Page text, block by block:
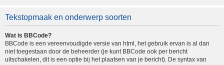
Tekstopmaak en onderwerp soorten
Wat is BBCode?
BBCode is een vereenvoudigde versie van html, het gebruik ervan is al dan
niet toegestaan door de beheerder (je kunt BBCode ook per bericht
uitschakelen, dit is een optie bij het plaatsen van je bericht). De syntax van